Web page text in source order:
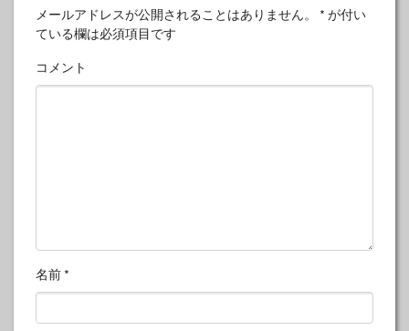
メールアドレスが公開されることはありません。 * が付い
ている欄は必須項目です
コメント
名前 *